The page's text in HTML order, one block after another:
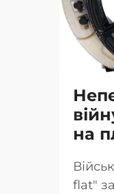
на
flat"